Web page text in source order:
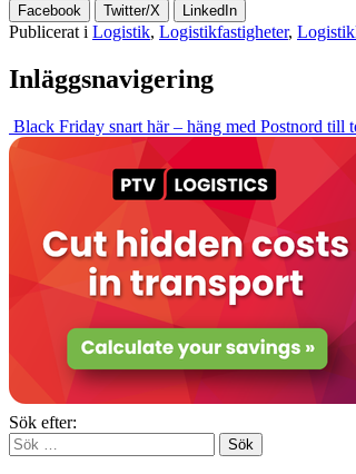
Facebook Twitter/X LinkedIn
Publicerat i Logistik, Logistikfastigheter,
Inläggsnavigering
Black Friday snart här – häng med Postnord till
Sök efter: